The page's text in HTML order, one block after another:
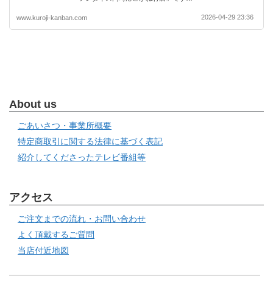
www.kuroji-kanban.com 2026-04-29 23:36
About us
ごあいさつ・事業所概要
特定商取引に関する法律に基づく表記
紹介してくださったテレビ番組等
アクセス
ご注文までの流れ・お問い合わせ
よく頂戴するご質問
当店付近地図